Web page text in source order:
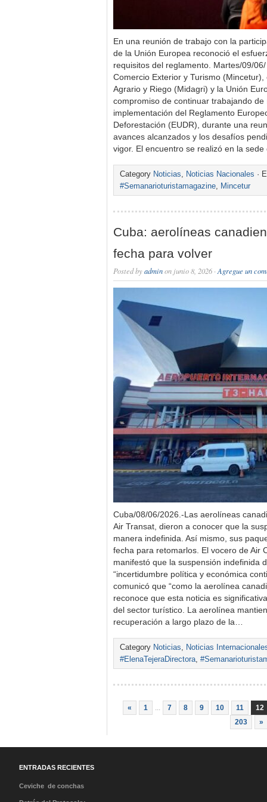
En una reunión de trabajo con la
de la Unión Europea reconoció el
requisitos del reglamento. Martes/09/
Comercio Exterior y Turismo
Agrario y Riego (Midagri) y la Unión
compromiso de continuar trabajando
implementación del Reglamento
Deforestación (EUDR), durante una
avances alcanzados y los desafíos
vigor. El encuentro se realizó en la
Category Noticias, Noticias Nacionales ·
#Semanarioturistamagazine, Mincetur
Cuba: aerolíneas
fecha para volver
Posted byadminon junio 8, 2026 · Agregue un
Cuba/08/06/2026.-Las aerolíneas
Air Transat, dieron a conocer que la
manera indefinida. Así mismo, sus
fecha para retomarlos. El vocero de Air
manifestó que la suspensión indefinida
“incertidumbre política y económica
comunicó que “como la aerolínea
reconoce que esta noticia es
del sector turístico. La aerolínea
recuperación a largo plazo de la…
Category Noticias, Noticias
#ElenaTejeraDirectora,
« 1 ... 7 8 9 10 11
12
203
»
ENTRADAS RECIENTES
Ceviche de conchas
negras de Tumbes